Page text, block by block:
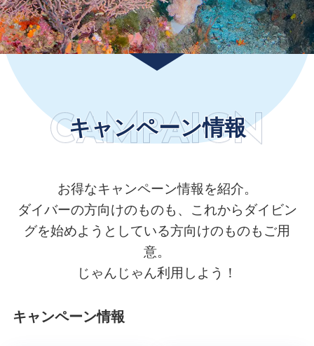
キャンペーン情報
CAMPAIGN
CAMPAIGN
お得なキャンペーン情報を紹介。
ダイバーの方向けのものも、これからダイビン
グを始めようとしている方向けのものもご用
意。
じゃんじゃん利用しよう！
キャンペーン情報